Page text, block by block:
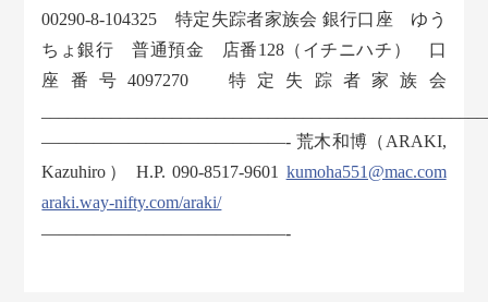
00290-8-104325 特定失踪者家族会 銀行口座 ゆう
ちょ銀行 普通預金 店番128（イチニハチ） 口
座番号4097270 特定失踪者家族会
——————————————- 荒木和博（ARAKI,
Kazuhiro） H.P. 090-8517-9601 kumoha551@mac.com
araki.way-nifty.com/araki/
——————————————-